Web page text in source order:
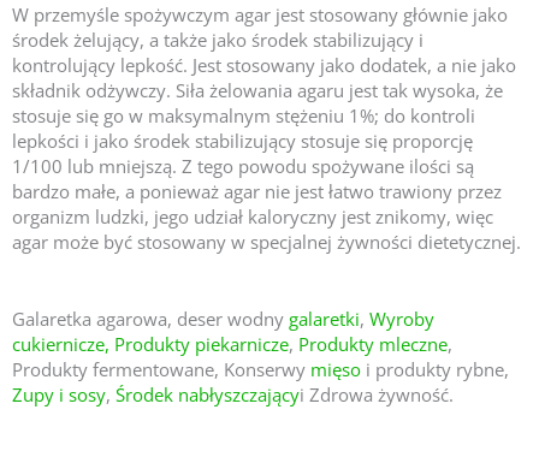
W przemyśle spożywczym agar jest stosowany głównie jako
środek żelujący, a także jako środek stabilizujący i
kontrolujący lepkość. Jest stosowany jako dodatek, a nie jako
składnik odżywczy. Siła żelowania agaru jest tak wysoka, że
stosuje się go w maksymalnym stężeniu 1%; do kontroli
lepkości i jako środek stabilizujący stosuje się proporcję
1/100 lub mniejszą. Z tego powodu spożywane ilości są
bardzo małe, a ponieważ agar nie jest łatwo trawiony przez
organizm ludzki, jego udział kaloryczny jest znikomy, więc
agar może być stosowany w specjalnej żywności dietetycznej.
Galaretka agarowa, deser wodny galaretki, Wyroby
cukiernicze, Produkty piekarnicze, Produkty mleczne,
Produkty fermentowane, Konserwy mięso i produkty rybne,
Zupy i sosy, Środek nabłyszczającyi Zdrowa żywność.